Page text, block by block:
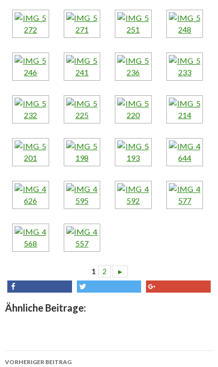
1 2 ►
share
Ähnliche Beitrage:
VORHERIGER BEITRAG